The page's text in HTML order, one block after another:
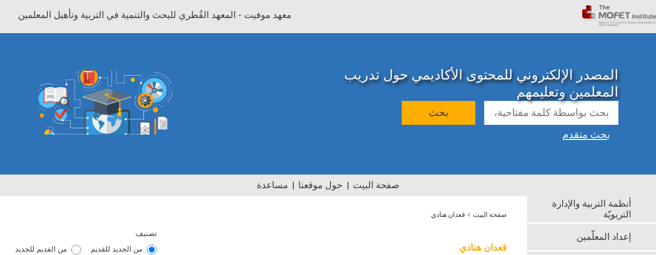
معهد موفيت - المعهد القُطري للبحث والتنمية في التربية وتأهيل المعلمين
المصدر الإلكتروني للمحتوى الأكاديمي حول تدريب
المعلمين وتعليمهم
بحث
بحث متقدم
صفحة البيت حول موقعنا مساعدة
صفحة البيت › قعدان هنادي
قعدان هنادي
تصنيف:
من الجديد للقديم
من القديم للجديد
أنظمة التربية والإدارة
التربويّة
إعداد المعلّمين